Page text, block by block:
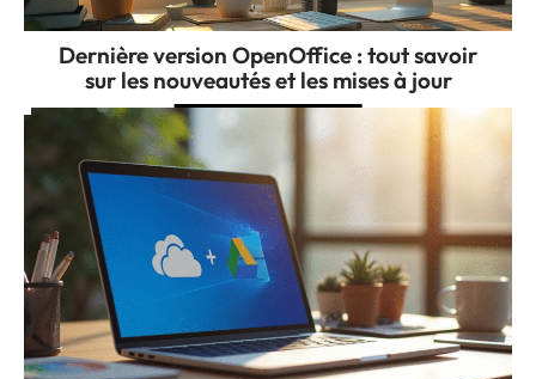
Dernière version OpenOffice : tout savoir
sur les nouveautés et les mises à jour